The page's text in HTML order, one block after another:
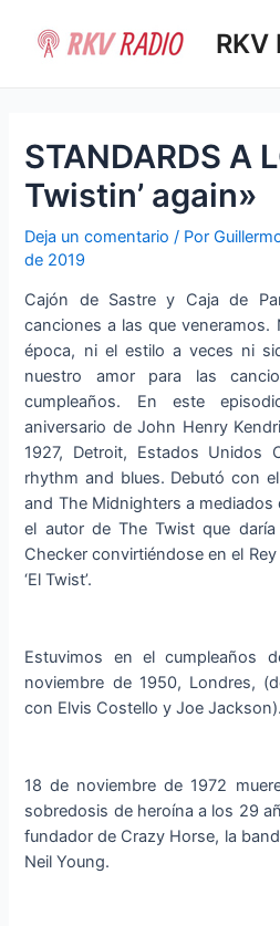
contenido
RKV
STANDARDS A
Twistin’ again»
Deja un comentario / Por
de 2019
Cajón de Sastre y Caja de
canciones a las que
época, ni el estilo a veces ni
nuestro amor para las
cumpleaños. En este
aniversario de John Henry
1927, Detroit, Estados
rhythm and blues. Debutó con
and The Midnighters a mediados
el autor de The Twist que
Checker convirtiéndose en el
‘El Twist’.
Estuvimos en el cumpleaños
noviembre de 1950, Londres,
con Elvis Costello y Joe Jackson).
18 de noviembre de 1972
sobredosis de heroína a los 29
fundador de Crazy Horse, la
Neil Young.